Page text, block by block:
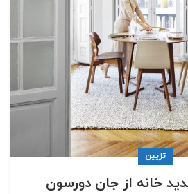
تزیین
خانه از جان دورسون